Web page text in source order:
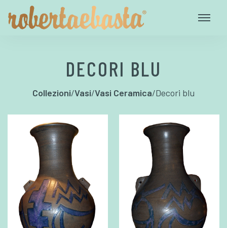
DECORI BLU
Collezioni/Vasi/Vasi Ceramica/Decori blu